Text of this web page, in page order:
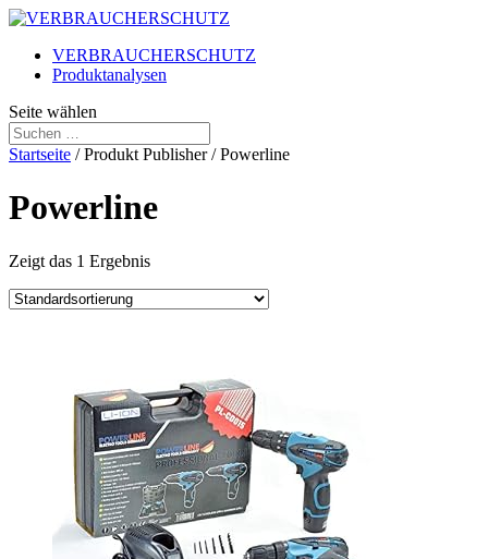
VERBRAUCHERSCHUTZ
Produktanalysen
Seite wählen
Startseite / Produkt Publisher / Powerline
Powerline
Zeigt das 1 Ergebnis